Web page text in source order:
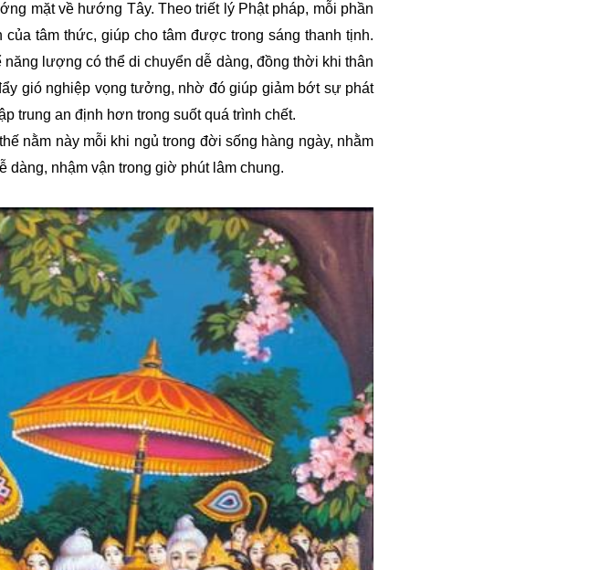
mặt về hướng Tây. Theo triết lý Phật pháp, mỗi phần
tâm thức, giúp cho tâm được trong sáng thanh tịnh.
lượng có thể di chuyển dễ dàng, đồng thời khi thân
gió nghiệp vọng tưởng, nhờ đó giúp giảm bớt sự phát
trung an định hơn trong suốt quá trình chết.
nằm này mỗi khi ngủ trong đời sống hàng ngày, nhằm
dàng, nhậm vận trong giờ phút lâm chung.